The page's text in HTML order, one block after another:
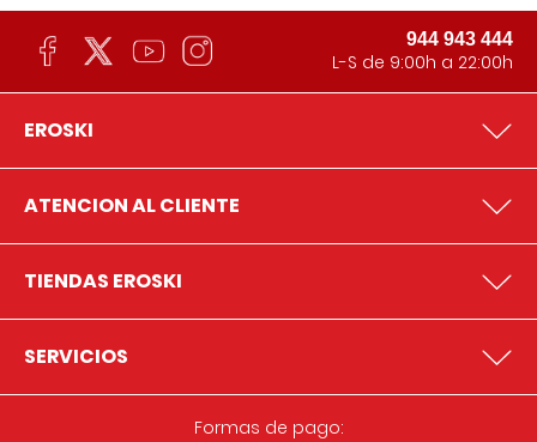
944 943 444
L-S de 9:00h a 22:00h
EROSKI
ATENCION AL CLIENTE
TIENDAS EROSKI
SERVICIOS
Formas de pago: